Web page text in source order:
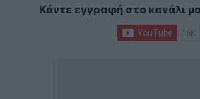
Κάντε εγγραφή στο κανάλι